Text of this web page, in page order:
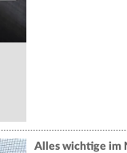
Alles wichtige im